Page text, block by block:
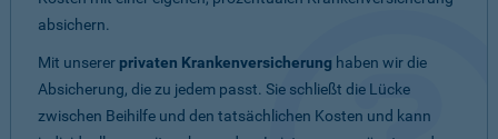
absichern.
Mit unserer privaten Krankenversicherung haben wir die
Absicherung, die zu jedem passt. Sie schließt die Lücke
zwischen Beihilfe und den tatsächlichen Kosten und kann